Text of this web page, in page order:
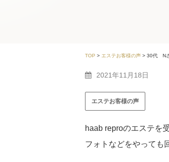
TOP > エステお客様の声 > 30代 N
2021年11月18日
エステお客様の声
haab reproのエステを
フォトなどをやっても